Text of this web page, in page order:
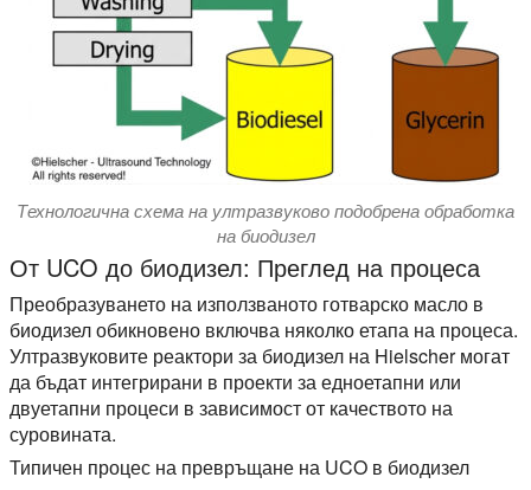
Технологична схема на ултразвуково подобрена обработка
на биодизел
От UCO до биодизел: Преглед на процеса
Преобразуването на използваното готварско масло в
биодизел обикновено включва няколко етапа на процеса.
Ултразвуковите реактори за биодизел на Hielscher могат
да бъдат интегрирани в проекти за едноетапни или
двуетапни процеси в зависимост от качеството на
суровината.
Типичен процес на превръщане на UCO в биодизел